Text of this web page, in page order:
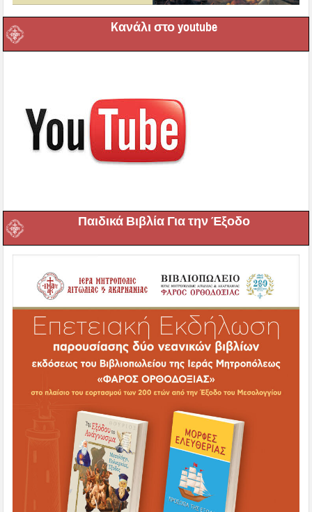
Kανάλι στο youtube
Παιδικά Βιβλία Για την Έξοδο